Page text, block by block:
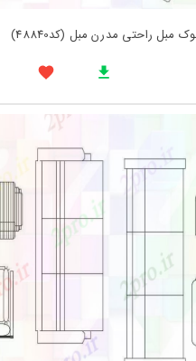
مبل راحتی مدرن مبل (کد48840)